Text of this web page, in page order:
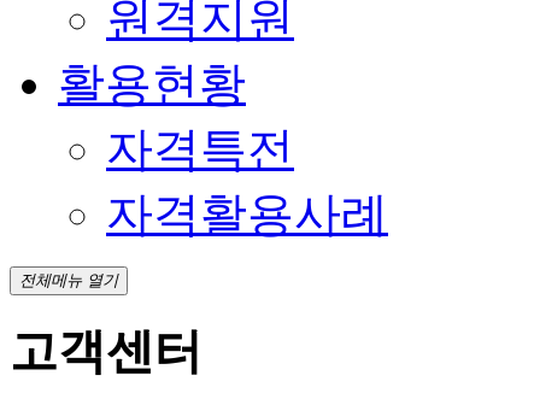
원격지원
활용현황
자격특전
자격활용사례
전체메뉴 열기
고객센터